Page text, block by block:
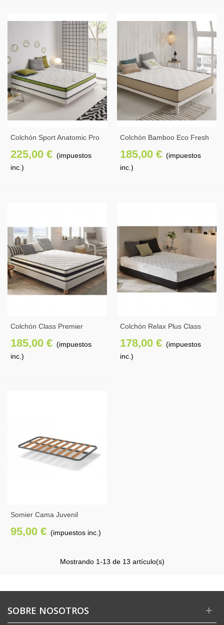
Colchón Sport Anatomic Pro
225,00 € (impuestos
inc.)
Colchón Bamboo Eco Fresh
185,00 € (impuestos
inc.)
Colchón Class Premier
185,00 € (impuestos
inc.)
Colchón Relax Plus Class
178,00 € (impuestos
inc.)
Somier Cama Juvenil
95,00 € (impuestos inc.)
Mostrando 1-13 de 13 artículo(s)
SOBRE NOSOTROS